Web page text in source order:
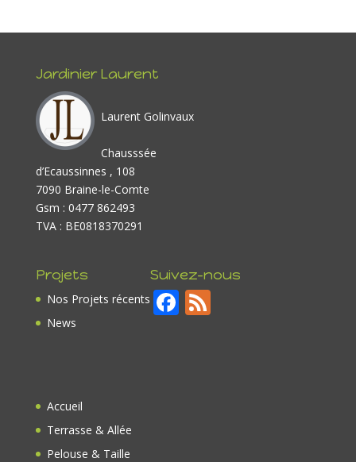
Jardinier Laurent
Laurent Golinvaux
Chausssée
d’Ecaussinnes , 108
7090 Braine-le-Comte
Gsm : 0477 862493
TVA : BE0818370291
Projets
Nos Projets récents
News
Suivez-nous
F F
Accueil
Terrasse & Allée
Pelouse & Taille